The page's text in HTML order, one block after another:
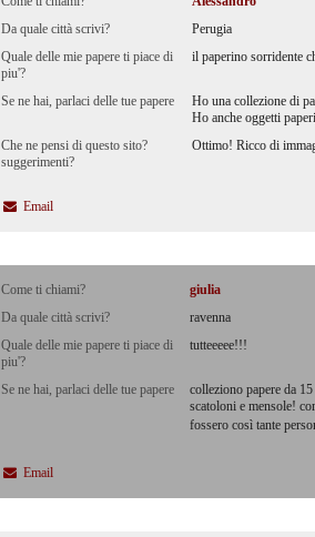
Da quale città scrivi?
Perugia
Quale delle mie papere ti piace di
piu'?
il paperino sorridente
Se ne hai, parlaci delle tue papere
Ho una collezione di
Ho anche oggetti
Che ne pensi di questo sito?
suggerimenti?
Ottimo! Ricco di
Email
Come ti chiami?
giulia
Da quale città scrivi?
ravenna
Quale delle mie papere ti piace di
piu'?
tutteeeee!!!
Se ne hai, parlaci delle tue papere
colleziono papere da
scatoloni e mensole!
fossero così tante
Email